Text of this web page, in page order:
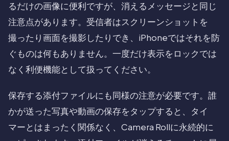
るだけの画像に便利ですが、消えるメッセージと同じ
注意点があります。受信者はスクリーンショットを
撮ったり画面を撮影したりでき、iPhoneではそれを防
ぐものは何もありません。一度だけ表示をロックでは
なく利便機能として扱ってください。
保存する添付ファイルにも同様の注意が必要です。誰
かが送った写真や動画の保存をタップすると、タイ
マーとはまったく関係なく、Camera Rollに永続的に